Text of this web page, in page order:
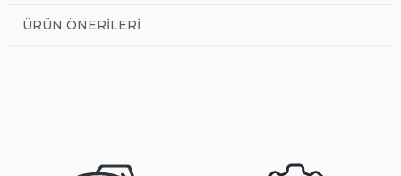
ÜRÜN ÖNERILERI